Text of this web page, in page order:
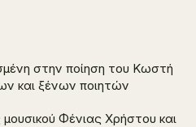
στην ποίηση του Κωστή
και ξένων ποιητών
Φένιας Χρήστου και